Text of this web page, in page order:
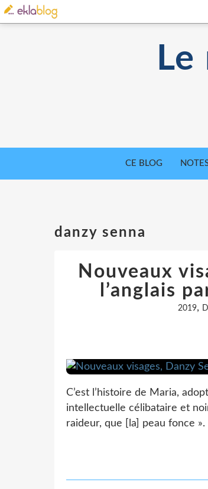
CE BLOG
danzy senna
Nouveaux
l’anglais
2019,
C’est l’histoire de Maria,
intellectuelle célibataire et
raideur, que [la] peau fonce